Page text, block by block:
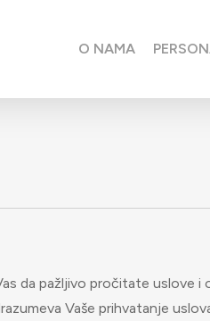
O NAMA
da pažljivo pročitate uslove i
Vaše prihvatanje